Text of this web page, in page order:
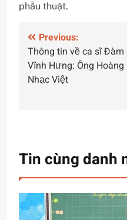
phẫu thuật.
Điều
hướng
bài
Previous:
Thông tin về ca sĩ Đàm
Vĩnh Hưng: Ông Hoàng
Nhạc Việt
Tin cùng danh